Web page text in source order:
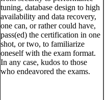
tuning, database design to high
availability and data recovery,
one can, or rather could have,
pass(ed) the certification in one
shot, or two, to familiarize
oneself with the exam format.
In any case, kudos to those
who endeavored the exams.